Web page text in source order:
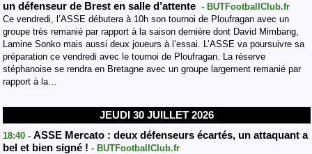
un défenseur de Brest en salle d’attente - BUTFootballClub.fr
Ce vendredi, l’ASSE débutera à 10h son tournoi de Ploufragan avec un
groupe très remanié par rapport à la saison dernière dont David Mimbang,
Lamine Sonko mais aussi deux joueurs à l’essai. L’ASSE va poursuivre sa
préparation ce vendredi avec le tournoi de Ploufragan. La réserve
stéphanoise se rendra en Bretagne avec un groupe largement remanié par
rapport à la…
JEUDI 30 JUILLET 2026
18:40 - ASSE Mercato : deux défenseurs écartés, un attaquant a
bel et bien signé ! - BUTFootballClub.fr